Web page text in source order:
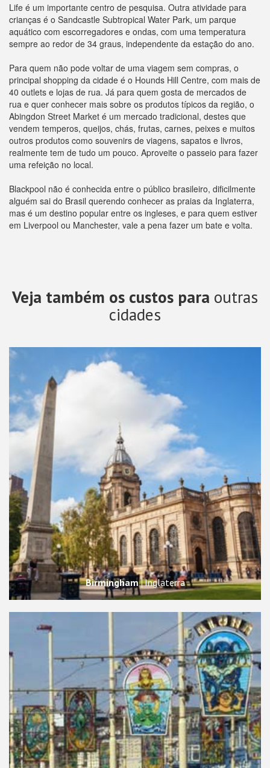
Life é um importante centro de pesquisa. Outra atividade para
crianças é o Sandcastle Subtropical Water Park, um parque
aquático com escorregadores e ondas, com uma temperatura
sempre ao redor de 34 graus, independente da estação do ano.
Para quem não pode voltar de uma viagem sem compras, o
principal shopping da cidade é o Hounds Hill Centre, com mais de
40 outlets e lojas de rua. Já para quem gosta de mercados de
rua e quer conhecer mais sobre os produtos típicos da região, o
Abingdon Street Market é um mercado tradicional, destes que
vendem temperos, queijos, chás, frutas, carnes, peixes e muitos
outros produtos como souvenirs de viagens, sapatos e livros,
realmente tem de tudo um pouco. Aproveite o passeio para fazer
uma refeição no local.
Blackpool não é conhecida entre o público brasileiro, dificilmente
alguém sai do Brasil querendo conhecer as praias da Inglaterra,
mas é um destino popular entre os ingleses, e para quem estiver
em Liverpool ou Manchester, vale a pena fazer um bate e volta.
Veja também os custos para outras
cidades
Birmingham Inglaterra